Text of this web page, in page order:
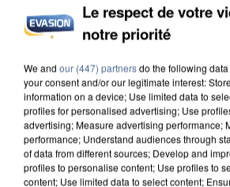
Un second cadre de la DZ Mafia
Algérie
quelques jours plus tôt.
Le respect de votre
notre priorité
We and our (447) partnersdo the following
your consent and/or our legitimate interest:
information on a device; Use limited data to
profiles for personalised advertising; Use
advertising; Measure advertising performance;
performance; Understand audiences through
of data from different sources; Develop and
profiles to personalise content; Use profiles to
content; Use limited data to select content;